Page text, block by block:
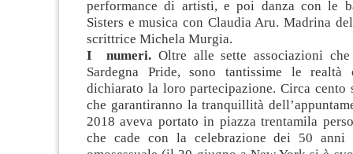
performance di artisti, e poi danza con le
Sisters e musica con Claudia Aru. Madrina
scrittrice Michela Murgia.
I numeri. Oltre alle sette associazioni
Sardegna Pride, sono tantissime le realtà
dichiarato la loro partecipazione. Circa cento
che garantiranno la tranquillità
2018 aveva portato in piazza trentamila
che cade con la celebrazione dei 50 anni